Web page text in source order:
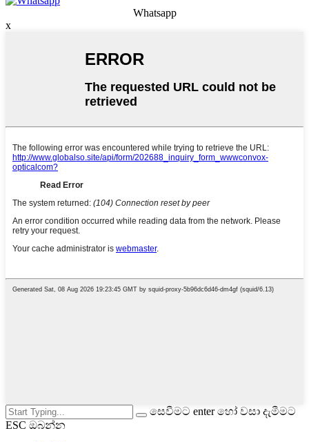
Whatsapp
x
සෙවීමට enter හෝ වසා දැමීමට
ESC ඔබන්න